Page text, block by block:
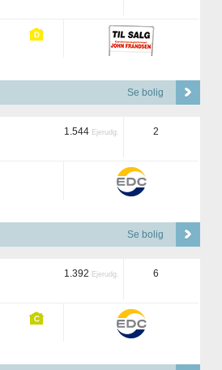
Se bolig
1.544 Ejerudg. 2
Se bolig
1.392 Ejerudg. 6